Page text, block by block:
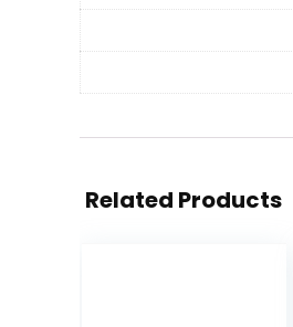
Related Products